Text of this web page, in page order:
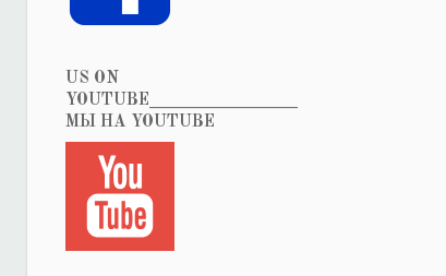
US ON
YOUTUBE_________________
МЫ НА YOUTUBE